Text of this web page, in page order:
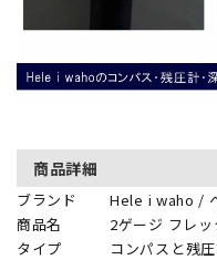
商品詳細
ブランド
Hele i waho /
商品名
2ゲージ フレ
タイプ
コンパスと残